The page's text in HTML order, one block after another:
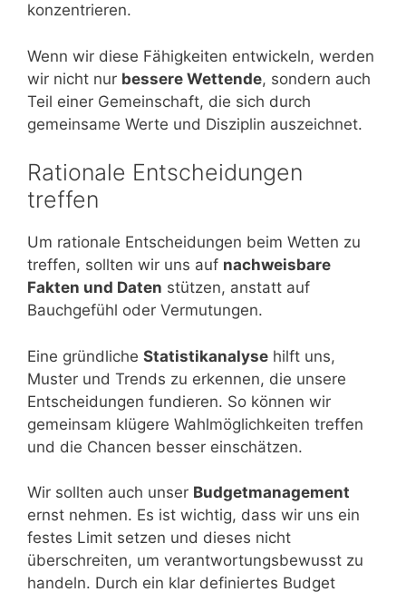
konzentrieren.
Wenn wir diese Fähigkeiten entwickeln, werden
wir nicht nur bessere Wettende, sondern auch
Teil einer Gemeinschaft, die sich durch
gemeinsame Werte und Disziplin auszeichnet.
Rationale Entscheidungen
treffen
Um rationale Entscheidungen beim Wetten zu
treffen, sollten wir uns auf nachweisbare
Fakten und Daten stützen, anstatt auf
Bauchgefühl oder Vermutungen.
Eine gründliche Statistikanalyse hilft uns,
Muster und Trends zu erkennen, die unsere
Entscheidungen fundieren. So können wir
gemeinsam klügere Wahlmöglichkeiten treffen
und die Chancen besser einschätzen.
Wir sollten auch unser Budgetmanagement
ernst nehmen. Es ist wichtig, dass wir uns ein
festes Limit setzen und dieses nicht
überschreiten, um verantwortungsbewusst zu
handeln. Durch ein klar definiertes Budget